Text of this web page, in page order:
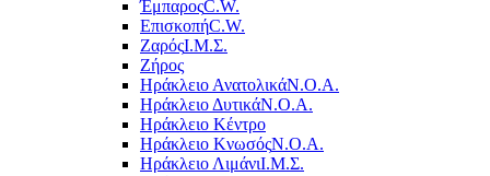
ΈμπαροςC.W.
ΕπισκοπήC.W.
ΖαρόςΙ.Μ.Σ.
Ζήρος
Ηράκλειο ΑνατολικάΝ.Ο.Α.
Ηράκλειο ΔυτικάΝ.Ο.Α.
Ηράκλειο Κέντρο
Ηράκλειο ΚνωσόςΝ.Ο.Α.
Ηράκλειο ΛιμάνιΙ.Μ.Σ.